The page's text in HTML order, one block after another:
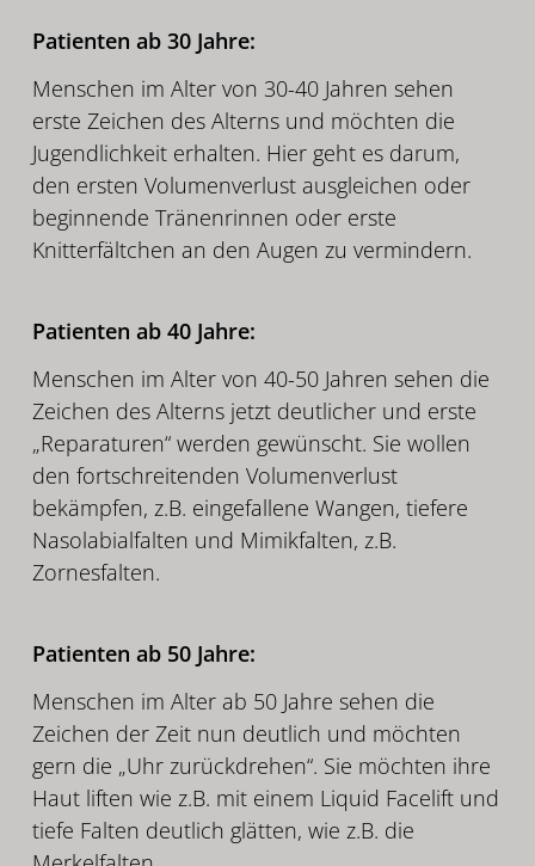
Patienten ab 30 Jahre:
Menschen im Alter von 30-40 Jahren sehen
erste Zeichen des Alterns und möchten die
Jugendlichkeit erhalten. Hier geht es darum,
den ersten Volumenverlust ausgleichen oder
beginnende Tränenrinnen oder erste
Knitterfältchen an den Augen zu vermindern.
Patienten ab 40 Jahre:
Menschen im Alter von 40-50 Jahren sehen die
Zeichen des Alterns jetzt deutlicher und erste
„Reparaturen“ werden gewünscht. Sie wollen
den fortschreitenden Volumenverlust
bekämpfen, z.B. eingefallene Wangen, tiefere
Nasolabialfalten und Mimikfalten, z.B.
Zornesfalten.
Patienten ab 50 Jahre:
Menschen im Alter ab 50 Jahre sehen die
Zeichen der Zeit nun deutlich und möchten
gern die „Uhr zurückdrehen“. Sie möchten ihre
Haut liften wie z.B. mit einem Liquid Facelift und
tiefe Falten deutlich glätten, wie z.B. die